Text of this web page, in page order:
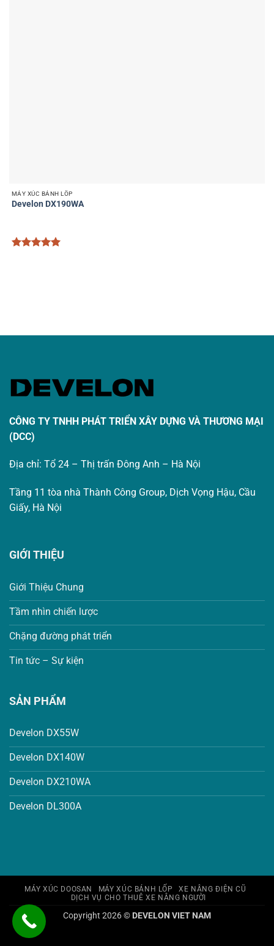
MÁY XÚC BÁNH LỐP
Develon DX190WA
CÔNG TY TNHH PHÁT TRIỂN XÂY DỰNG VÀ THƯƠNG MẠI
(DCC)
Địa chỉ: Tổ 24 – Thị trấn Đông Anh – Hà Nội
Tầng 11 tòa nhà Thành Công Group, Dịch Vọng Hậu, Cầu
Giấy, Hà Nội
GIỚI THIỆU
Giới Thiệu Chung
Tầm nhìn chiến lược
Chặng đường phát triển
Tin tức – Sự kiện
SẢN PHẨM
Develon DX55W
Develon DX140W
Develon DX210WA
Develon DL300A
MÁY XÚC DOOSAN MÁY XÚC BÁNH LỐP
XE NÂNG ĐIỆN CŨ
DỊCH VỤ CHO THUÊ XE NÂNG NGƯỜI
Copyright 2026 © DEVELON VIET NAM
banquyen.link banquyen.link